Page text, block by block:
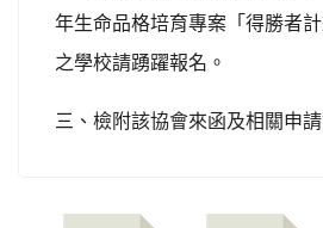
年生命品格培育專案「得勝者
之學校請踴躍報名。
三、 檢附該協會來函及相關申